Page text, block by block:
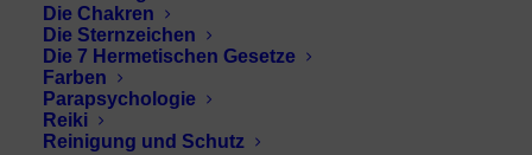
Die Chakren
Die Sternzeichen
Die 7 Hermetischen Gesetze
Farben
Parapsychologie
Reiki
Reinigung und Schutz
Tumorzellen